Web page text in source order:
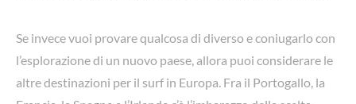
Se invece vuoi provare qualcosa di diverso e coniugarlo con
l’esplorazione di un nuovo paese, allora puoi considerare le
altre destinazioni per il surf in Europa. Fra il Portogallo, la